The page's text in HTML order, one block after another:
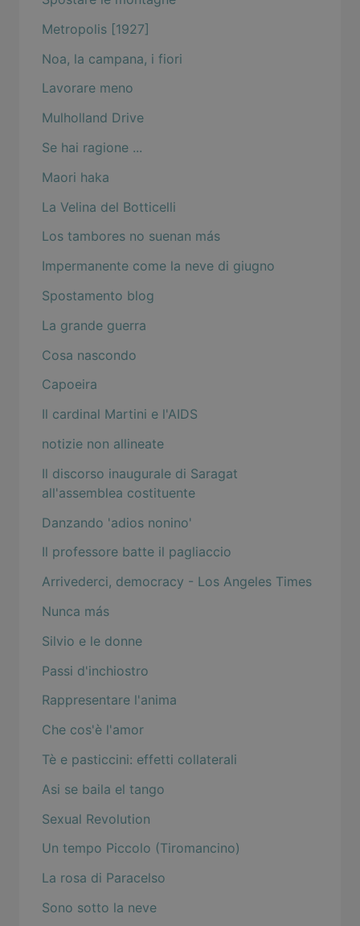
Metropolis [1927]
Noa, la campana, i fiori
Lavorare meno
Mulholland Drive
Se hai ragione ...
Maori haka
La Velina del Botticelli
Los tambores no suenan más
Impermanente come la neve di giugno
Spostamento blog
La grande guerra
Cosa nascondo
Capoeira
Il cardinal Martini e l'AIDS
notizie non allineate
Il discorso inaugurale di Saragat
all'assemblea costituente
Danzando 'adios nonino'
Il professore batte il pagliaccio
Arrivederci, democracy - Los Angeles Times
Nunca más
Silvio e le donne
Passi d'inchiostro
Rappresentare l'anima
Che cos'è l'amor
Tè e pasticcini: effetti collaterali
Asi se baila el tango
Sexual Revolution
Un tempo Piccolo (Tiromancino)
La rosa di Paracelso
Sono sotto la neve